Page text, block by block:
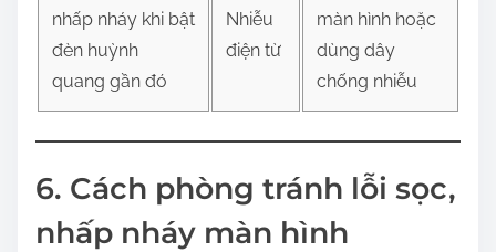
nhấp nháy khi bật
đèn huỳnh
quang gần đó
Nhiễu
điện từ
màn hình hoặc
dùng dây
chống nhiễu
6. Cách phòng tránh lỗi sọc,
nhấp nháy màn hình